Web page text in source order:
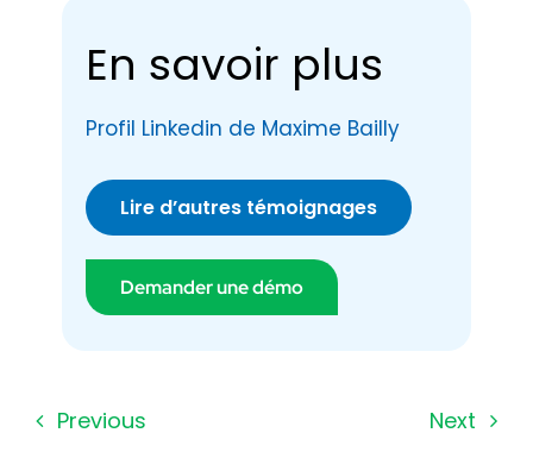
En savoir plus
Profil Linkedin de Maxime Bailly
Lire d’autres témoignages
Demander une démo
Previous Next